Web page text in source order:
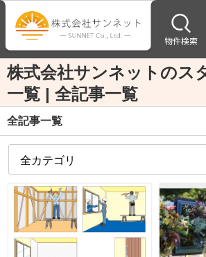
物件検索
株式会社サンネットのス
一覧 | 全記事一覧
全記事一覧